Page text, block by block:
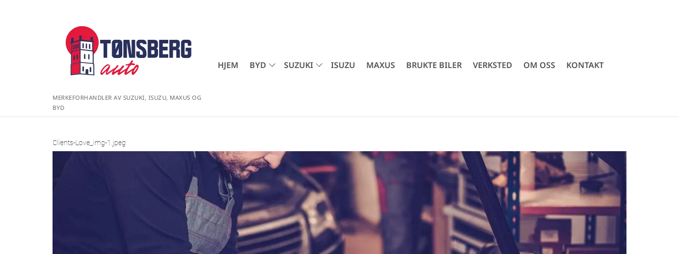
MERKEFORHANDLER AV SUZUKI, ISUZU, MAXUS OG
BYD
HJEM BYD SUZUKI ISUZU MAXUS BRUKTE BILER VERKSTED OM OSS KONTAKT
Clients-Love_img-1.jpeg